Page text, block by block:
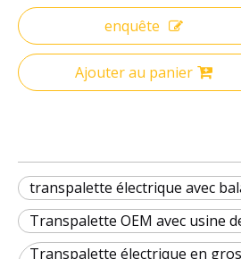
enquête
Ajouter au panier
transpalette électrique avec
Transpalette OEM avec usine
Transpalette électrique en